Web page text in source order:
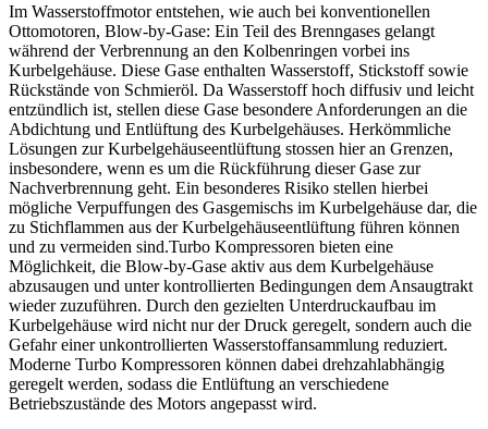
Im Wasserstoffmotor entstehen, wie auch bei konventionellen
Ottomotoren, Blow-by-Gase: Ein Teil des Brenngases gelangt
während der Verbrennung an den Kolbenringen vorbei ins
Kurbelgehäuse. Diese Gase enthalten Wasserstoff, Stickstoff sowie
Rückstände von Schmieröl. Da Wasserstoff hoch diffusiv und leicht
entzündlich ist, stellen diese Gase besondere Anforderungen an die
Abdichtung und Entlüftung des Kurbelgehäuses. Herkömmliche
Lösungen zur Kurbelgehäuseentlüftung stossen hier an Grenzen,
insbesondere, wenn es um die Rückführung dieser Gase zur
Nachverbrennung geht. Ein besonderes Risiko stellen hierbei
mögliche Verpuffungen des Gasgemischs im Kurbelgehäuse dar, die
zu Stichflammen aus der Kurbelgehäuseentlüftung führen können
und zu vermeiden sind.Turbo Kompressoren bieten eine
Möglichkeit, die Blow-by-Gase aktiv aus dem Kurbelgehäuse
abzusaugen und unter kontrollierten Bedingungen dem Ansaugtrakt
wieder zuzuführen. Durch den gezielten Unterdruckaufbau im
Kurbelgehäuse wird nicht nur der Druck geregelt, sondern auch die
Gefahr einer unkontrollierten Wasserstoffansammlung reduziert.
Moderne Turbo Kompressoren können dabei drehzahlabhängig
geregelt werden, sodass die Entlüftung an verschiedene
Betriebszustände des Motors angepasst wird.